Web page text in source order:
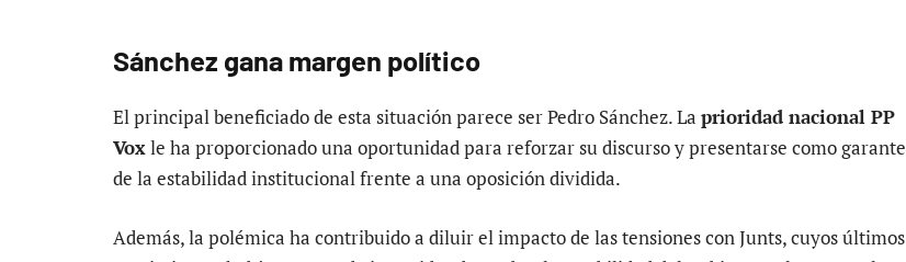
Sánchez gana margen político
El principal beneficiado de esta situación parece ser Pedro Sánchez. La prioridad nacional PP
Voxle ha proporcionado una oportunidad para reforzar su discurso y presentarse como garante
de la estabilidad institucional frente a una oposición dividida.
Además, la polémica ha contribuido a diluir el impacto de las tensiones con Junts, cuyos últimos